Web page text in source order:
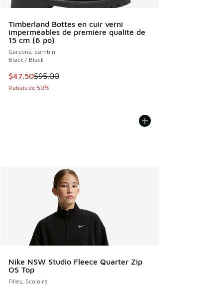
Timberland Bottes en cuir verni
imperméables de première qualité de
15 cm (6 po)
Garçons, bambin
Black / Black
Cet article est en solde. Le prix est passé de $95.00 à
$47.50$95.00
Rabais de 50%
Nike NSW Studio Fleece Quarter Zip
OS Top
Filles, Scolaire